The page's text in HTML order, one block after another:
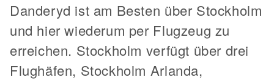
Danderyd ist am Besten über Stockholm
und hier wiederum per Flugzeug zu
erreichen. Stockholm verfügt über drei
Flughäfen, Stockholm Arlanda,